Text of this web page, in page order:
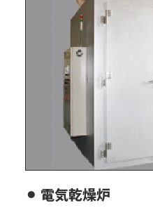
⚫︎ 電気乾燥炉